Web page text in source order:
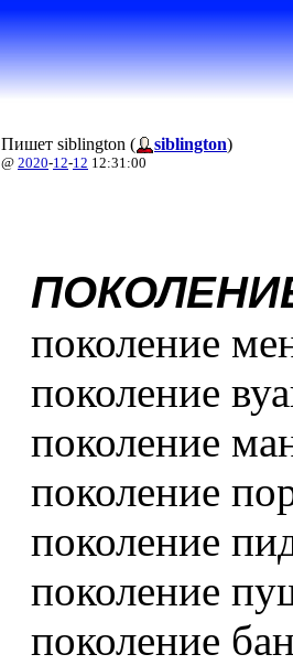
Пишет siblington ( siblington)
@ 2020-12-12 12:31:00
поколение
поколение
поколение
поколение
поколение
поколение
поколение